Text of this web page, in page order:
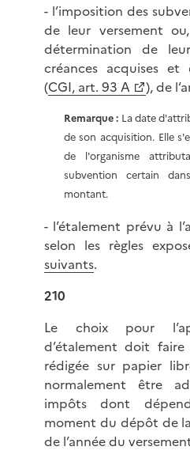
- l’imposition des
de leur versement
détermination de
créances acquises et
(CGI, art. 93 A ), de
Remarque : La date
de son acquisition. Elle
de l'organisme
subvention certain
montant.
- l’étalement prévu à
selon les règles
suivants.
210
Le choix pour
d’étalement doit faire
rédigée sur papier
normalement être
impôts dont
moment du dépôt de
de l’année du